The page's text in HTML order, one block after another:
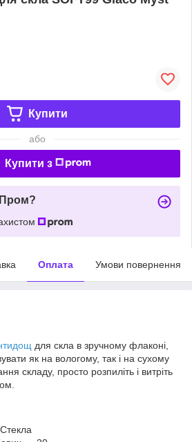
Купити
або
Купити з
Пром?
Оплата Умови повернення
для скла в зручному флаконі,
як на вологому, так і на сухому
складу, просто розпиліть і витріть